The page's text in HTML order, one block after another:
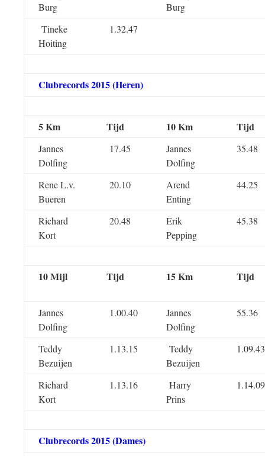
Burg
Burg
Tineke
Hoiting
1.32.47
Clubrecords 2015 (Heren)
5 Km Tijd 10 Km Tijd
Jannes
Dolfing
17.45
Jannes
Dolfing
35.48
Rene L.v.
Bueren
20.10
Arend
Enting
44.25
Richard
Kort
20.48
Erik
Pepping
45.38
10 Mijl Tijd 15 Km Tijd
Jannes
Dolfing
1.00.40
Jannes
Dolfing
55.36
Teddy
Bezuijen
1.13.15
Teddy
Bezuijen
1.09.43
Richard
Kort
1.13.16
Harry
Prins
1.14.09
Clubrecords 2015 (Dames)